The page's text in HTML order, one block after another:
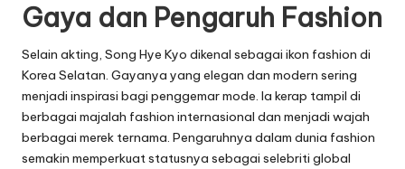
Gaya dan Pengaruh Fashion
Selain akting, Song Hye Kyo dikenal sebagai ikon fashion di
Korea Selatan. Gayanya yang elegan dan modern sering
menjadi inspirasi bagi penggemar mode. Ia kerap tampil di
berbagai majalah fashion internasional dan menjadi wajah
berbagai merek ternama. Pengaruhnya dalam dunia fashion
semakin memperkuat statusnya sebagai selebriti global